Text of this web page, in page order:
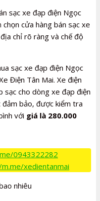
sạc xe đạp điện Ngọc
cửa hàng bán sạc xe
chỉ rõ ràng và chế độ
sạc xe đạp điện Ngọc
Điện Tân Mai. Xe điện
sạc cho dòng xe đạp điện
bảo, được kiểm tra
với giá là 280.000
0943322282
xedientanmai